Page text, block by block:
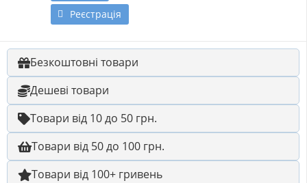
Реєстрація
Безкоштовні товари
Дешеві товари
Товари від 10 до 50 грн.
Товари від 50 до 100 грн.
Товари від 100+ гривень